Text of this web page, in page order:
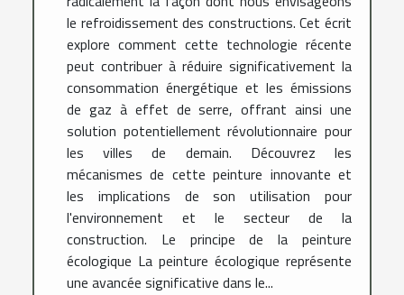
le refroidissement des constructions. Cet écrit
explore comment cette technologie récente
peut contribuer à réduire significativement la
consommation énergétique et les émissions
de gaz à effet de serre, offrant ainsi une
solution potentiellement révolutionnaire pour
les villes de demain. Découvrez les
mécanismes de cette peinture innovante et
les implications de son utilisation pour
l'environnement et le secteur de la
construction. Le principe de la peinture
écologique La peinture écologique représente
une avancée significative dans le...